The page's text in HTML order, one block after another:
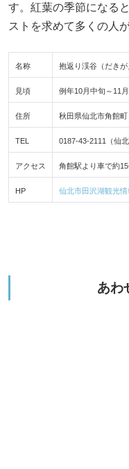
す。紅葉の季節になる
ストを求めて多くの人
名称 抱返り渓谷（だきが
見頃 例年10月中旬～11
住所 秋田県仙北市角館町
TEL 0187-43-2111（仙
アクセス 角館駅より車で約
HP 仙北市田沢湖観光
あわ